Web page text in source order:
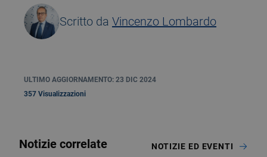
Scritto da Vincenzo Lombardo
ULTIMO AGGIORNAMENTO: 23 DIC 2024
357 Visualizzazioni
Notizie correlate NOTIZIE ED EVENTI